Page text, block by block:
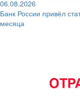
06.08.2026
Банк России привёл
месяца